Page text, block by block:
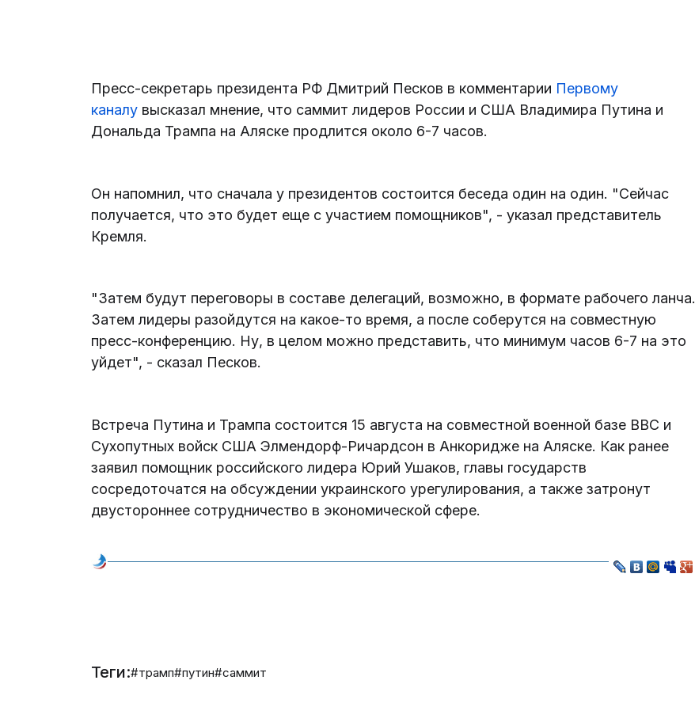
Пресс-секретарь президента РФ Дмитрий Песков в комментарии Первому
каналу высказал мнение, что саммит лидеров России и США Владимира Путина и
Дональда Трампа на Аляске продлится около 6-7 часов.
Он напомнил, что сначала у президентов состоится беседа один на один. "Сейчас
получается, что это будет еще с участием помощников", - указал представитель
Кремля.
"Затем будут переговоры в составе делегаций, возможно, в формате рабочего ланча.
Затем лидеры разойдутся на какое-то время, а после соберутся на совместную
пресс-конференцию. Ну, в целом можно представить, что минимум часов 6-7 на это
уйдет", - сказал Песков.
Встреча Путина и Трампа состоится 15 августа на совместной военной базе ВВС и
Сухопутных войск США Элмендорф-Ричардсон в Анкоридже на Аляске. Как ранее
заявил помощник российского лидера Юрий Ушаков, главы государств
сосредоточатся на обсуждении украинского урегулирования, а также затронут
двустороннее сотрудничество в экономической сфере.
Теги:#трамп#путин#саммит